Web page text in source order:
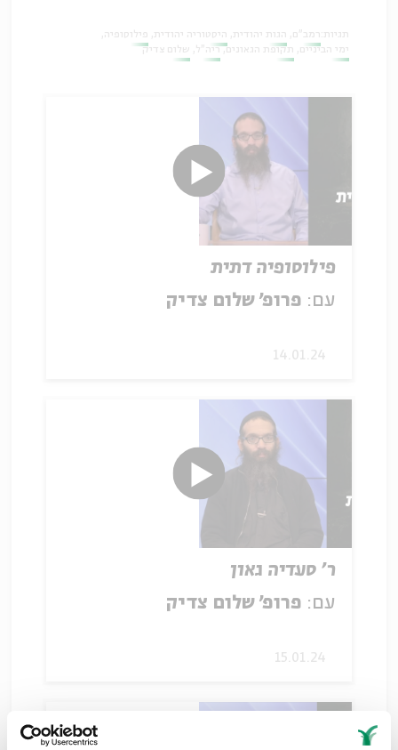
תגיות:רמב"ם הגות יהודית היסטוריה יהודית
פילוסופיה
ימי הביניים
תקופת הגאונים ריה"ל שלום צדיק
פילוסופיה דתית
עם: פרופ' שלום צדיק
14.01.24
ר' סעדיה גאון
עם: פרופ' שלום צדיק
15.01.24